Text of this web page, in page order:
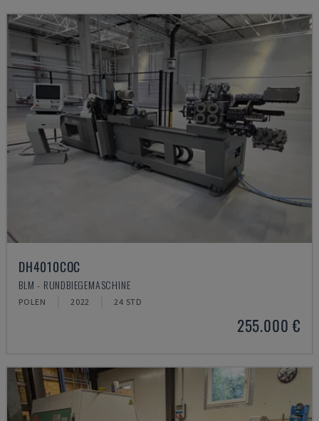
DH4010COC
BLM - RUNDBIEGEMASCHINE
POLEN 2022 24 STD
255.000 €